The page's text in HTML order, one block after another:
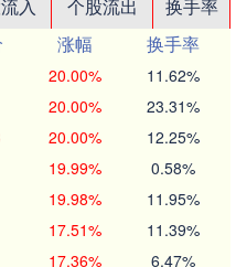
入 个股流出
换手率
涨幅
换手率
20.00% 11.62%
20.00% 23.31%
20.00% 12.25%
19.99% 0.58%
19.98% 11.95%
17.51% 11.39%
17.36% 6.47%